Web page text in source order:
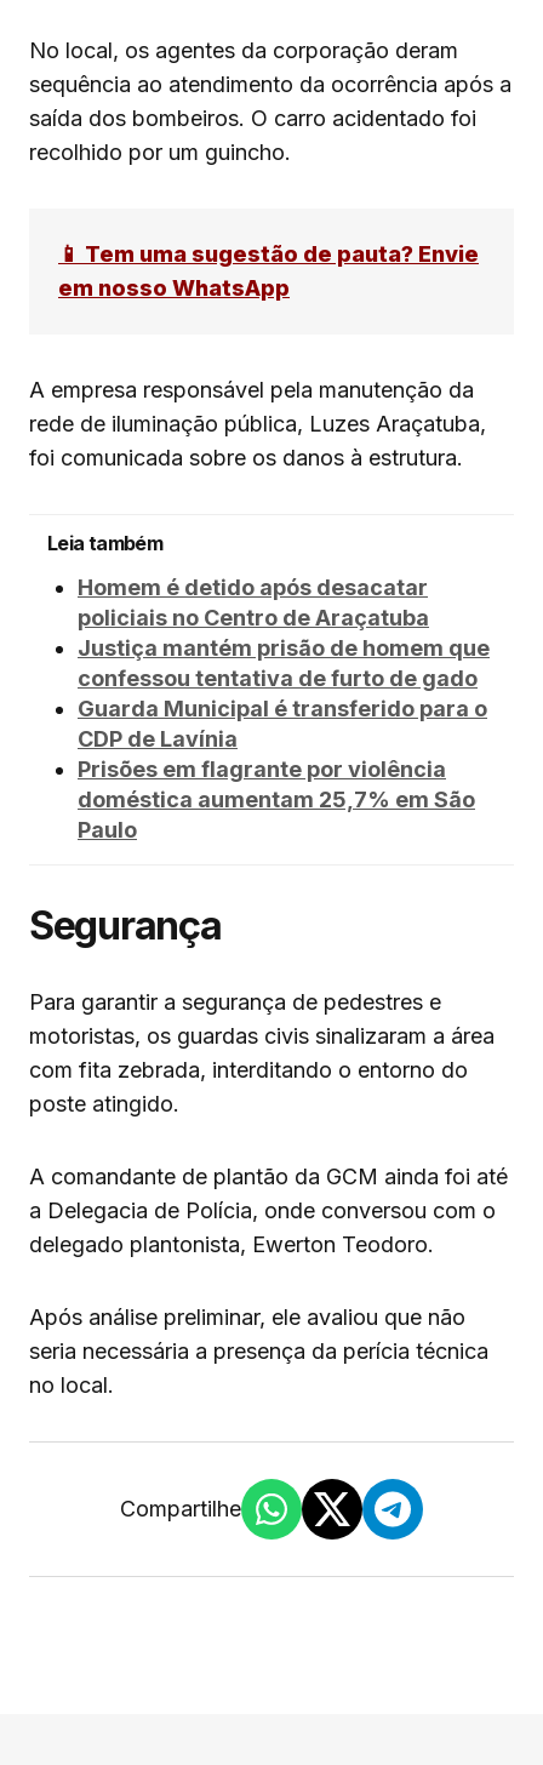
No local, os agentes da corporação deram
sequência ao atendimento da ocorrência após a
saída dos bombeiros. O carro acidentado foi
recolhido por um guincho.
📱 Tem uma sugestão de pauta? Envie
em nosso WhatsApp
A empresa responsável pela manutenção da
rede de iluminação pública, Luzes Araçatuba,
foi comunicada sobre os danos à estrutura.
Leia também
Homem é detido após desacatar
policiais no Centro de Araçatuba
Justiça mantém prisão de homem que
confessou tentativa de furto de gado
Guarda Municipal é transferido para o
CDP de Lavínia
Prisões em flagrante por violência
doméstica aumentam 25,7% em São
Paulo
Segurança
Para garantir a segurança de pedestres e
motoristas, os guardas civis sinalizaram a área
com fita zebrada, interditando o entorno do
poste atingido.
A comandante de plantão da GCM ainda foi até
a Delegacia de Polícia, onde conversou com o
delegado plantonista, Ewerton Teodoro.
Após análise preliminar, ele avaliou que não
seria necessária a presença da perícia técnica
no local.
Compartilhe